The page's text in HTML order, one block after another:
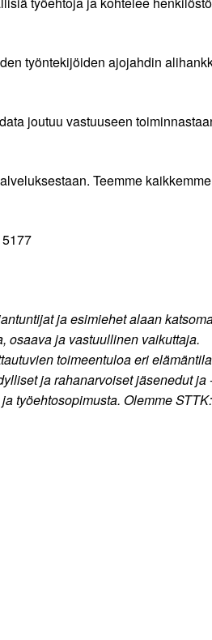
työntekijöiden ajojahdin
joutuu vastuuseen
Teemme
ja esimiehet alaan
osaava ja vastuullinen vaikuttaja.
toimeentuloa eri
ja rahanarvoiset jäsenedut ja
työehtosopimusta. Olemme